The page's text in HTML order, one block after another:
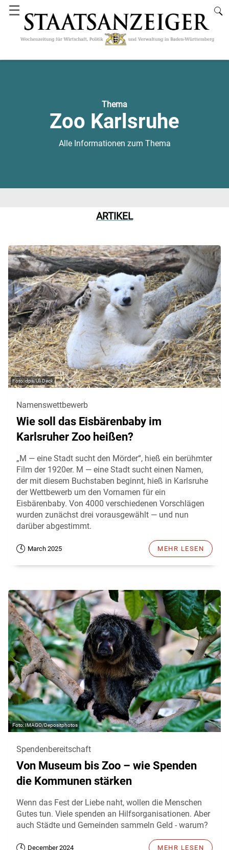
☰
Thema
Zoo Karlsruhe
Alle Informationen zum Thema
ARTIKEL
dpa/Uli Deck
Namenswettbewerb
Wie soll das Eisbärenbaby im
Karlsruher Zoo heißen?
„M — eine Stadt sucht den Mörder“, hieß ein berühmter
Film der 1920er. M — eine Stadt sucht einen Namen,
der mit diesem Buchstaben beginnt, hieß in Karlsruhe
der Wettbewerb um den Vornamen für ein
Eisbärenbaby. Von 4000 verschiedenen Vorschlägen
wurden zunächst drei vorausgewählt — und nun
darüber abgestimmt.
March 2025 MEHR LESEN
IMAGO/Depositphotos
Spendenbereitschaft
Von Museum bis Zoo – wie Spenden
die Kommunen stärken
Wenn das Fest der Liebe naht, wollen die Menschen
Gutes tun. Viele spenden an Hilfsorganisationen. Aber
auch Städte und Gemeinden sammeln Geld - warum?
December 2024 MEHR LESEN